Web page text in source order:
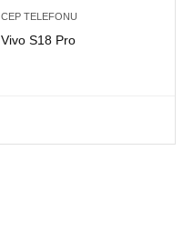
CEP TELEFONU
Vivo S18 Pro